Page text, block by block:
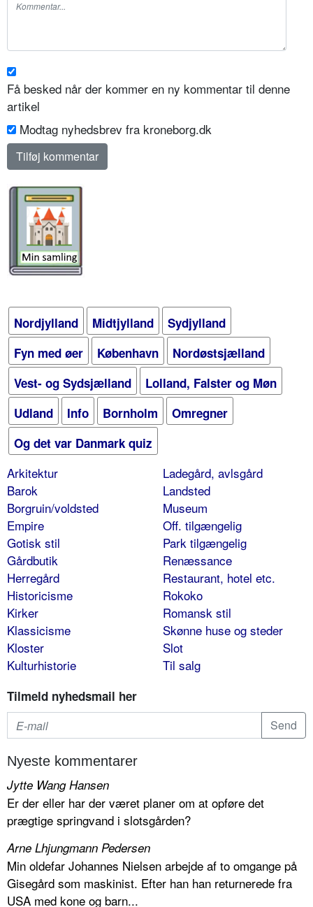
Få besked når der kommer en ny kommentar til denne
artikel
Modtag nyhedsbrev fra kroneborg.dk
Nordjylland Midtjylland
Sydjylland
Fyn med øer
København
Nordøstsjælland
Vest- og Sydsjælland
Lolland, Falster og Møn
Udland
Info Bornholm
Omregner
Og det var Danmark quiz
Arkitektur
Barok
Borgruin/voldsted
Empire
Gotisk stil
Gårdbutik
Herregård
Historicisme
Kirker
Klassicisme
Kloster
Kulturhistorie
Ladegård, avlsgård
Landsted
Museum
Off. tilgængelig
Park tilgængelig
Renæssance
Restaurant, hotel etc.
Rokoko
Romansk stil
Skønne huse og steder
Slot
Til salg
Tilmeld nyhedsmail her
Nyeste kommentarer
Jytte Wang Hansen
Er der eller har der været planer om at opføre det
prægtige springvand i slotsgården?
Arne Lhjungmann Pedersen
Min oldefar Johannes Nielsen arbejde af to omgange på
Gisegård som maskinist. Efter han han returnerede fra
USA med kone og barn...